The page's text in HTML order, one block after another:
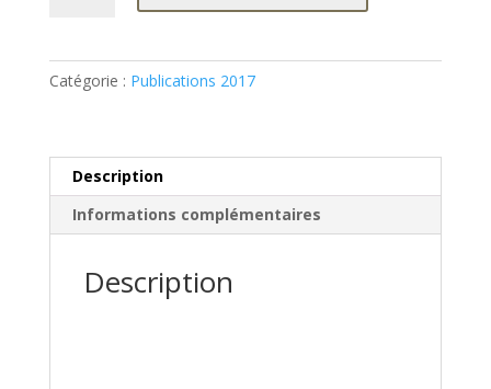
Catégorie : Publications 2017
Description
Informations complémentaires
Description